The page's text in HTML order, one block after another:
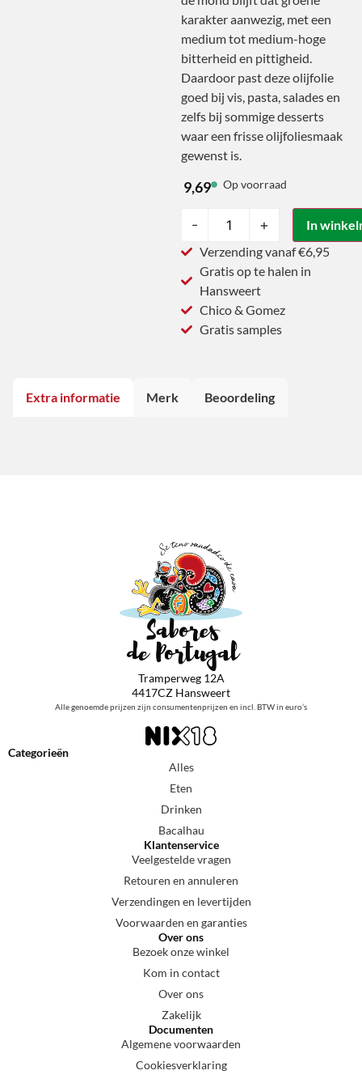
karakter aanwezig, met een
medium tot medium-hoge
bitterheid en pittigheid.
Daardoor past deze olijfolie
goed bij vis, pasta, salades en
zelfs bij sommige desserts
waar een frisse olijfoliesmaak
gewenst is.
9,69 Op voorraad
- +
In
Verzending vanaf €6,95
Gratis op te halen in
Hansweert
Chico & Gomez
Gratis samples
Extra informatie Merk Beoordeling
Tramperweg 12A
4417CZ Hansweert
Alle genoemde prijzen zijn consumentenprijzen en incl. BTW in euro’s
Categorieën
Alles
Eten
Drinken
Bacalhau
Klantenservice
Veelgestelde vragen
Retouren en annuleren
Verzendingen en levertijden
Voorwaarden en garanties
Over ons
Bezoek onze winkel
Kom in contact
Over ons
Zakelijk
Documenten
Algemene voorwaarden
Cookiesverklaring